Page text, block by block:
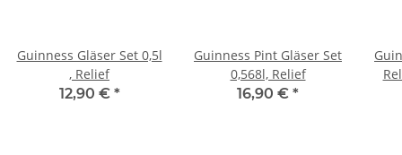
Guinness Gläser Set 0,5l
, Relief
12,90 € *
Guinness Pint Gläser Set
0,568l, Relief
16,90 € *